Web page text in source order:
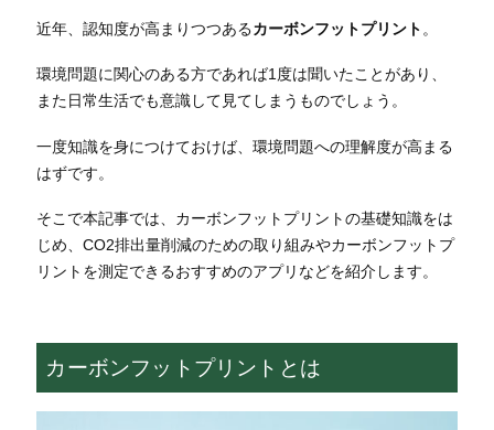
近年、認知度が高まりつつあるカーボンフットプリント 。
環境問題に関心のある方であれば1度は聞いたことがあり、
また日常生活でも意識して見てしまうものでしょう。
一度知識を身につけておけば、環境問題への理解度が高まる
はずです。
そこで本記事では、カーボンフットプリントの基礎知識をは
じめ、CO2排出量削減のための取り組みやカーボンフットプ
リントを測定できるおすすめのアプリなどを紹介します。
カーボンフットプリントとは